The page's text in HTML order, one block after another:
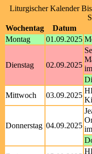
Liturgischer Kalender
Wochentag
Datum
Montag
01.09.2025
Dienstag 02.09.2025
Mittwoch
03.09.2025
Donnerstag 04.09.2025